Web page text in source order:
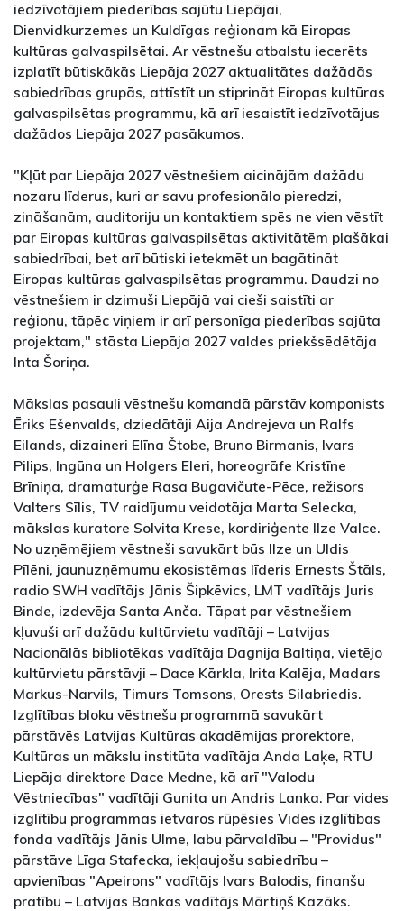
iedzīvotājiem piederības sajūtu Liepājai,
Dienvidkurzemes un Kuldīgas reģionam kā Eiropas
kultūras galvaspilsētai. Ar vēstnešu atbalstu iecerēts
izplatīt būtiskākās Liepāja 2027 aktualitātes dažādās
sabiedrības grupās, attīstīt un stiprināt Eiropas kultūras
galvaspilsētas programmu, kā arī iesaistīt iedzīvotājus
dažādos Liepāja 2027 pasākumos.
"Kļūt par Liepāja 2027 vēstnešiem aicinājām dažādu
nozaru līderus, kuri ar savu profesionālo pieredzi,
zināšanām, auditoriju un kontaktiem spēs ne vien vēstīt
par Eiropas kultūras galvaspilsētas aktivitātēm plašākai
sabiedrībai, bet arī būtiski ietekmēt un bagātināt
Eiropas kultūras galvaspilsētas programmu. Daudzi no
vēstnešiem ir dzimuši Liepājā vai cieši saistīti ar
reģionu, tāpēc viņiem ir arī personīga piederības sajūta
projektam," stāsta Liepāja 2027 valdes priekšsēdētāja
Inta Šoriņa.
Mākslas pasauli vēstnešu komandā pārstāv komponists
Ēriks Ešenvalds, dziedātāji Aija Andrejeva un Ralfs
Eilands, dizaineri Elīna Štobe, Bruno Birmanis, Ivars
Pilips, Ingūna un Holgers Eleri, horeogrāfe Kristīne
Brīniņa, dramaturģe Rasa Bugavičute-Pēce, režisors
Valters Sīlis, TV raidījumu veidotāja Marta Selecka,
mākslas kuratore Solvita Krese, kordiriģente Ilze Valce.
No uzņēmējiem vēstneši savukārt būs Ilze un Uldis
Pīlēni, jaunuzņēmumu ekosistēmas līderis Ernests Štāls,
radio SWH vadītājs Jānis Šipkēvics, LMT vadītājs Juris
Binde, izdevēja Santa Anča. Tāpat par vēstnešiem
kļuvuši arī dažādu kultūrvietu vadītāji – Latvijas
Nacionālās bibliotēkas vadītāja Dagnija Baltiņa, vietējo
kultūrvietu pārstāvji – Dace Kārkla, Irita Kalēja, Madars
Markus-Narvils, Timurs Tomsons, Orests Silabriedis.
Izglītības bloku vēstnešu programmā savukārt
pārstāvēs Latvijas Kultūras akadēmijas prorektore,
Kultūras un mākslu institūta vadītāja Anda Laķe, RTU
Liepāja direktore Dace Medne, kā arī "Valodu
Vēstniecības" vadītāji Gunita un Andris Lanka. Par vides
izglītību programmas ietvaros rūpēsies Vides izglītības
fonda vadītājs Jānis Ulme, labu pārvaldību – "Providus"
pārstāve Līga Stafecka, iekļaujošu sabiedrību –
apvienības "Apeirons" vadītājs Ivars Balodis, finanšu
pratību – Latvijas Bankas vadītājs Mārtiņš Kazāks.